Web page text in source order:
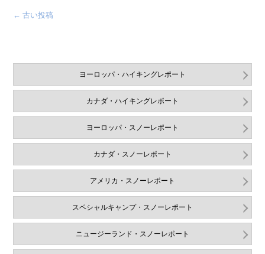
← 古い投稿
ヨーロッパ・ハイキングレポート
カナダ・ハイキングレポート
ヨーロッパ・スノーレポート
カナダ・スノーレポート
アメリカ・スノーレポート
スペシャルキャンプ・スノーレポート
ニュージーランド・スノーレポート